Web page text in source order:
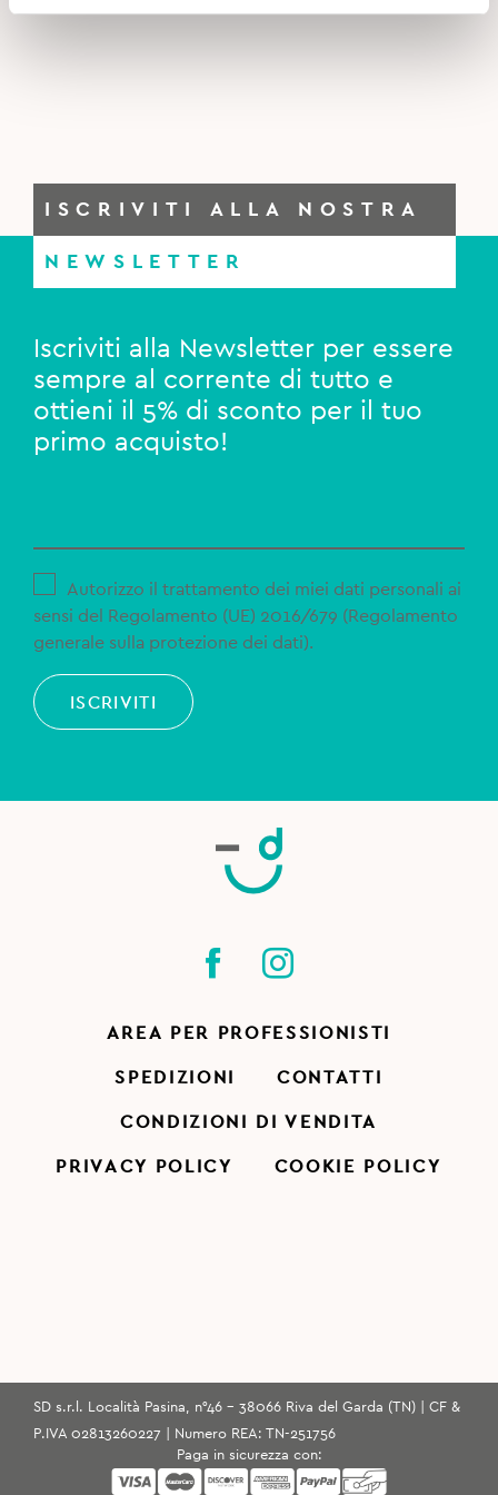
ISCRIVITI ALLA NOSTRA
NEWSLETTER
Iscriviti alla Newsletter per essere
sempre al corrente di tutto e
ottieni il 5% di sconto per il tuo
primo acquisto!
Autorizzo il trattamento dei miei dati personali ai
sensi del Regolamento (UE) 2016/679 (Regolamento
generale sulla protezione dei dati).
ISCRIVITI
AREA PER PROFESSIONISTI
SPEDIZIONI CONTATTI
CONDIZIONI DI VENDITA
PRIVACY POLICY COOKIE POLICY
SD s.r.l. Località Pasina, n°46 - 38066 Riva del Garda (TN) | CF &
P.IVA 02813260227 | Numero REA: TN-251756
Paga in sicurezza con: